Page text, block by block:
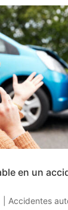
en un
Accidentes